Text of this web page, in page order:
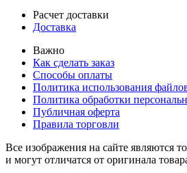
Расчет доставки
Доставка
Важно
Как сделать заказ
Способы оплаты
Политика использования
Политика обработки
Публичная оферта
Правила торговли
Все изображения на сайте являются
и могут отличатся от оригинала